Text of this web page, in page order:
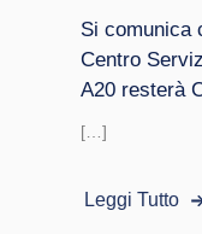
Si comunica
Centro
A20 resterà
[…]
Leggi Tutto